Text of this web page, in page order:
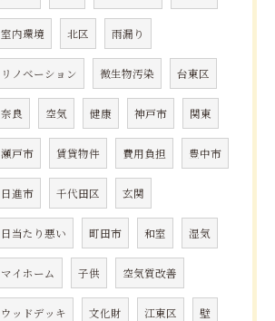
室内環境 北区 雨漏り
リノベーション 微生物汚染 台東区
奈良 空気 健康 神戸市 関東
瀬戸市 賃貸物件 費用負担 豊中市
日進市 千代田区 玄関
日当たり悪い 町田市 和室 湿気
マイホーム 子供 空気質改善
ウッドデッキ 文化財 江東区 壁